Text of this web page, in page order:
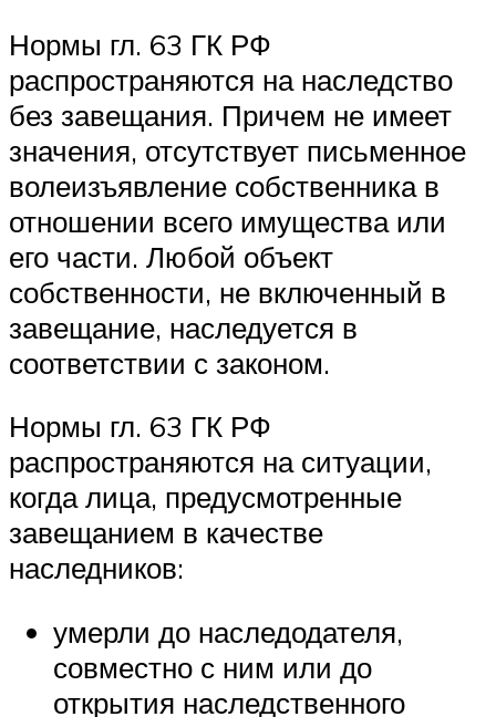
Нормы гл. 63 ГК РФ
распространяются на наследство
без завещания. Причем не имеет
значения, отсутствует письменное
волеизъявление собственника в
отношении всего имущества или
его части. Любой объект
собственности, не включенный в
завещание, наследуется в
соответствии с законом.
Нормы гл. 63 ГК РФ
распространяются на ситуации,
когда лица, предусмотренные
завещанием в качестве
наследников:
умерли до наследодателя,
совместно с ним или до
открытия наследственного